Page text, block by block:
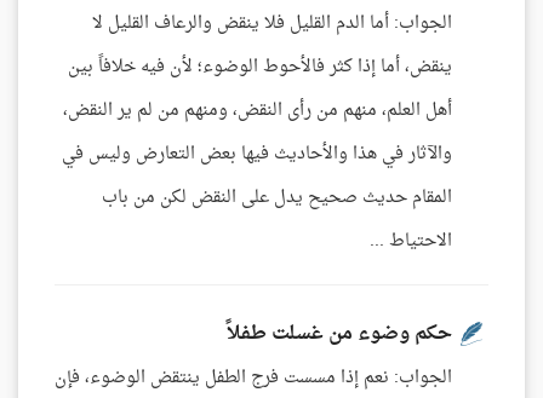
الجواب: أما الدم القليل فلا ينقض والرعاف القليل لا
ينقض، أما إذا كثر فالأحوط الوضوء؛ لأن فيه خلافاً بين
أهل العلم، منهم من رأى النقض، ومنهم من لم ير النقض،
والآثار في هذا والأحاديث فيها بعض التعارض وليس في
المقام حديث صحيح يدل على النقض لكن من باب
الاحتياط ...
حكم وضوء من غسلت طفلاً
الجواب: نعم إذا مسست فرج الطفل ينتقض الوضوء، فإن